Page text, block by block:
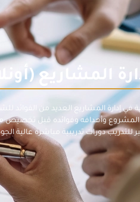
المشاريع
في إدارة المشاريع العديد من
المشروع وأهدافه وفوائده قبل تخصيص
للتدريب دورات تدريبية مباشرة عالية